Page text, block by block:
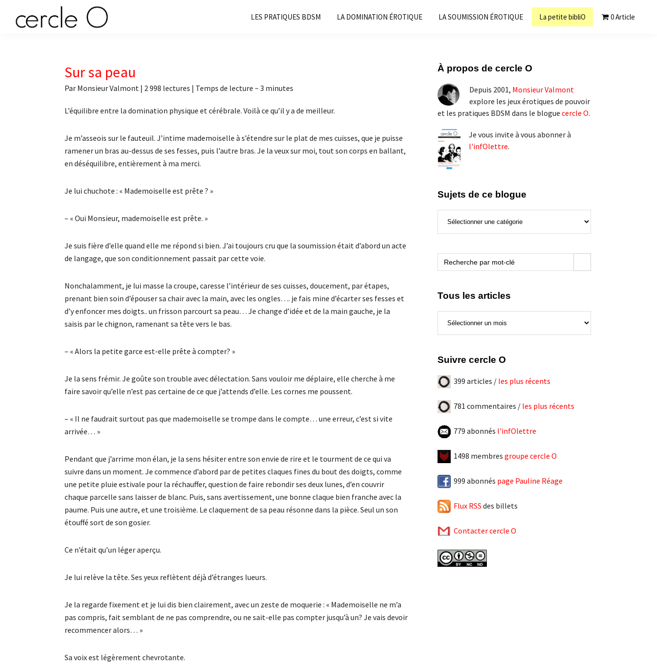
LES PRATIQUES BDSM LA DOMINATION ÉROTIQUE LA SOUMISSION ÉROTIQUE La petite bibliO 0 Article
Sur sa peau
Par Monsieur Valmont | 2 998 lectures | Temps de lecture ~ 3 minutes
L’équilibre entre la domination physique et cérébrale. Voilà ce qu’il y a de meilleur.
Je m’asseois sur le fauteuil. J’intime mademoiselle à s’étendre sur le plat de mes cuisses, que je puisse
ramener un bras au-dessus de ses fesses, puis l’autre bras. Je la veux sur moi, tout son corps en ballant,
en déséquilibre, entièrement à ma merci.
Je lui chuchote : « Mademoiselle est prête ? »
– « Oui Monsieur, mademoiselle est prête. »
Je suis fière d’elle quand elle me répond si bien. J’ai toujours cru que la soumission était d’abord un acte
de langage, que son conditionnement passait par cette voie.
Nonchalamment, je lui masse la croupe, caresse l’intérieur de ses cuisses, doucement, par étapes,
prenant bien soin d’épouser sa chair avec la main, avec les ongles…. je fais mine d’écarter ses fesses et
d’y enfoncer mes doigts.. un frisson parcourt sa peau… Je change d’idée et de la main gauche, je la
saisis par le chignon, ramenant sa tête vers le bas.
– « Alors la petite garce est-elle prête à compter? »
Je la sens frémir. Je goûte son trouble avec délectation. Sans vouloir me déplaire, elle cherche à me
faire savoir qu’elle n’est pas certaine de ce que j’attends d’elle. Les cornes me poussent.
– « Il ne faudrait surtout pas que mademoiselle se trompe dans le compte… une erreur, c’est si vite
arrivée… »
Pendant que j’arrime mon élan, je la sens hésiter entre son envie de rire et le tourment de ce qui va
suivre dans un moment. Je commence d’abord par de petites claques fines du bout des doigts, comme
une petite pluie estivale pour la réchauffer, question de faire rebondir ses deux lunes, d’en couvrir
chaque parcelle sans laisser de blanc. Puis, sans avertissement, une bonne claque bien franche avec la
paume. Puis une autre, et une troisième. Le claquement de sa peau résonne dans la pièce. Seul un son
étouffé sort de son gosier.
Ce n’était qu’un léger aperçu.
Je lui relève la tête. Ses yeux reflètent déjà d’étranges lueurs.
Je la regarde fixement et je lui dis bien clairement, avec un zeste de moquerie : « Mademoiselle ne m’a
pas compris, fait semblant de ne pas comprendre, ou ne sait-elle pas compter jusqu’à un? Je vais devoir
recommencer alors… »
Sa voix est légèrement chevrotante.
Barre
latérale
principale
À propos de cercle O
Depuis 2001, Monsieur Valmont
explore les jeux érotiques de pouvoir
et les pratiques BDSM dans le blogue cercle O.
Je vous invite à vous abonner à
l'infOlettre.
Sujets de ce blogue
Search
for:
Search Button
Tous les articles
Suivre cercle O
399 articles / les plus récents
781 commentaires / les plus récents
779 abonnés l'infOlettre
1498 membres groupe cercle O
999 abonnés page Pauline Réage
Flux RSS des billets
Contacter cercle O